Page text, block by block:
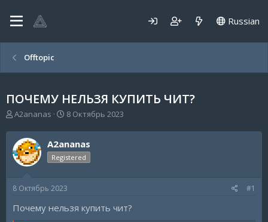
Russian
Offtopic
ПОЧЕМУ НЕЛЬЗЯ КУПИТЬ ЧИТ?
А
т
о
р
т
м
A2ananas
Д
т
а
н
а
а
8 Октябрь 2023
A2ananas
Registered
8 Октябрь 2023 #1
Почему нельзя купить чит?